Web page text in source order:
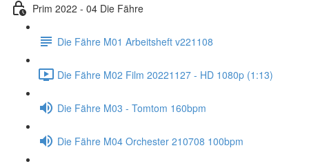
Prim 2022 - 04 Die Fähre
Die Fähre M01 Arbeitsheft v221108
Die Fähre M02 Film 20221127 - HD 1080p (1:13)
Die Fähre M03 - Tomtom 160bpm
Die Fähre M04 Orchester 210708 100bpm